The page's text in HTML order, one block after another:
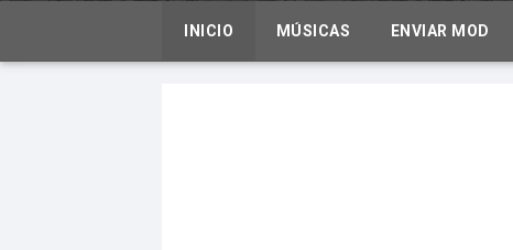
INICIO MÚSICAS ENVIAR MOD